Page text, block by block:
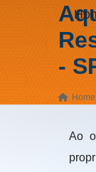
-
Home
Ao